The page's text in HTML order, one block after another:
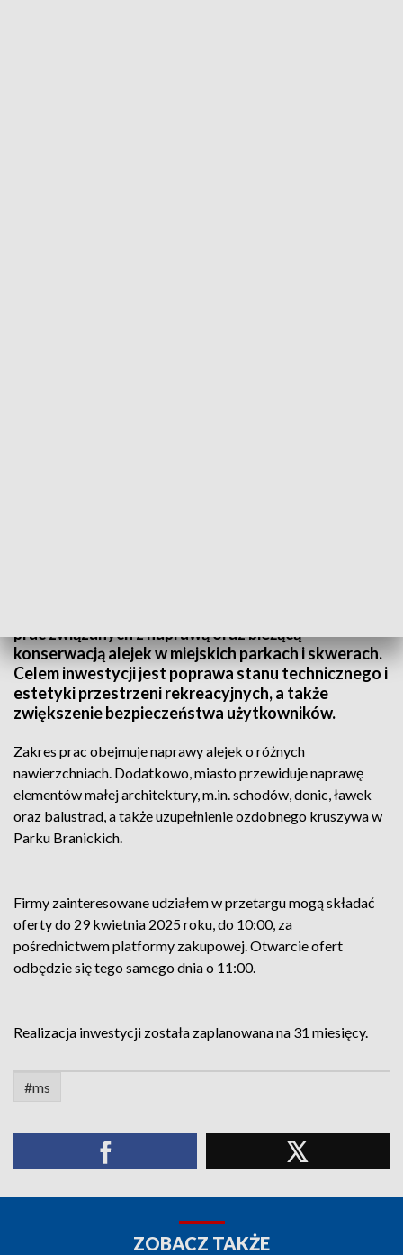
prac związanych z naprawą oraz bieżącą
konserwacją alejek w miejskich parkach i skwerach.
Celem inwestycji jest poprawa stanu technicznego i
estetyki przestrzeni rekreacyjnych, a także
zwiększenie bezpieczeństwa użytkowników.
Zakres prac obejmuje naprawy alejek o różnych
nawierzchniach. Dodatkowo, miasto przewiduje naprawę
elementów małej architektury, m.in. schodów, donic, ławek
oraz balustrad, a także uzupełnienie ozdobnego kruszywa w
Parku Branickich.
Firmy zainteresowane udziałem w przetargu mogą składać
oferty do 29 kwietnia 2025 roku, do 10:00, za
pośrednictwem platformy zakupowej. Otwarcie ofert
odbędzie się tego samego dnia o 11:00.
Realizacja inwestycji została zaplanowana na 31 miesięcy.
#ms
ZOBACZ TAKŻE